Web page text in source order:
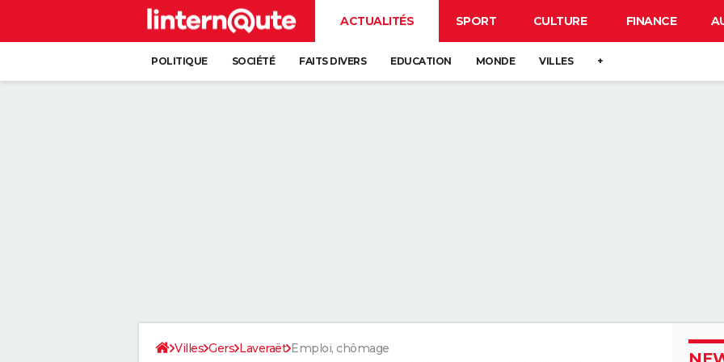
ACTUALITÉS SPORT CULTURE FINANCE
POLITIQUE SOCIÉTÉ FAITS DIVERS EDUCATION MONDE VILLES +
Villes Gers Laveraët Emploi, chômage